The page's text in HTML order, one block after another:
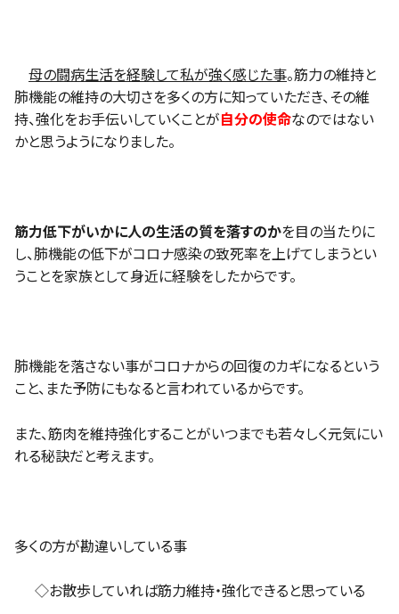
母の闘病生活を経験して私が強く感じた事。筋力の維持と
肺機能の維持の大切さを多くの方に知っていただき、その維
持、強化をお手伝いしていくことが自分の使命なのではない
かと思うようになりました。
筋力低下がいかに人の生活の質を落すのかを目の当たりに
し、肺機能の低下がコロナ感染の致死率を上げてしまうとい
うことを家族として身近に経験をしたからです。
肺機能を落さない事がコロナからの回復のカギになるという
こと、また予防にもなると言われているからです。
また、筋肉を維持強化することがいつまでも若々しく元気にい
れる秘訣だと考えます。
多くの方が勘違いしている事
◇お散歩していれば筋力維持・強化できると思っている